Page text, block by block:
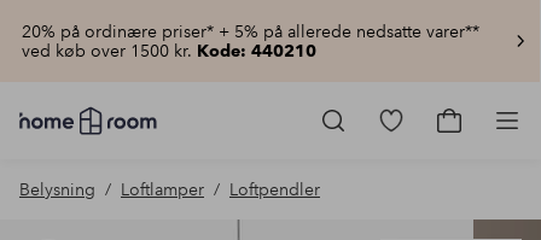
20% på ordinære priser* + 5% på allerede nedsatte varer**
ved køb over 1500 kr. Kode: 440210
Homeroom
–
hjemmet
Gå
Gå
Belysning Loftlamper Loftpendler